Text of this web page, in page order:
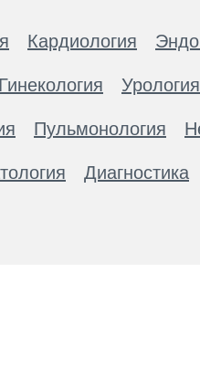
Кардиология
Гинекология Урология
Пульмонология
Диагностика